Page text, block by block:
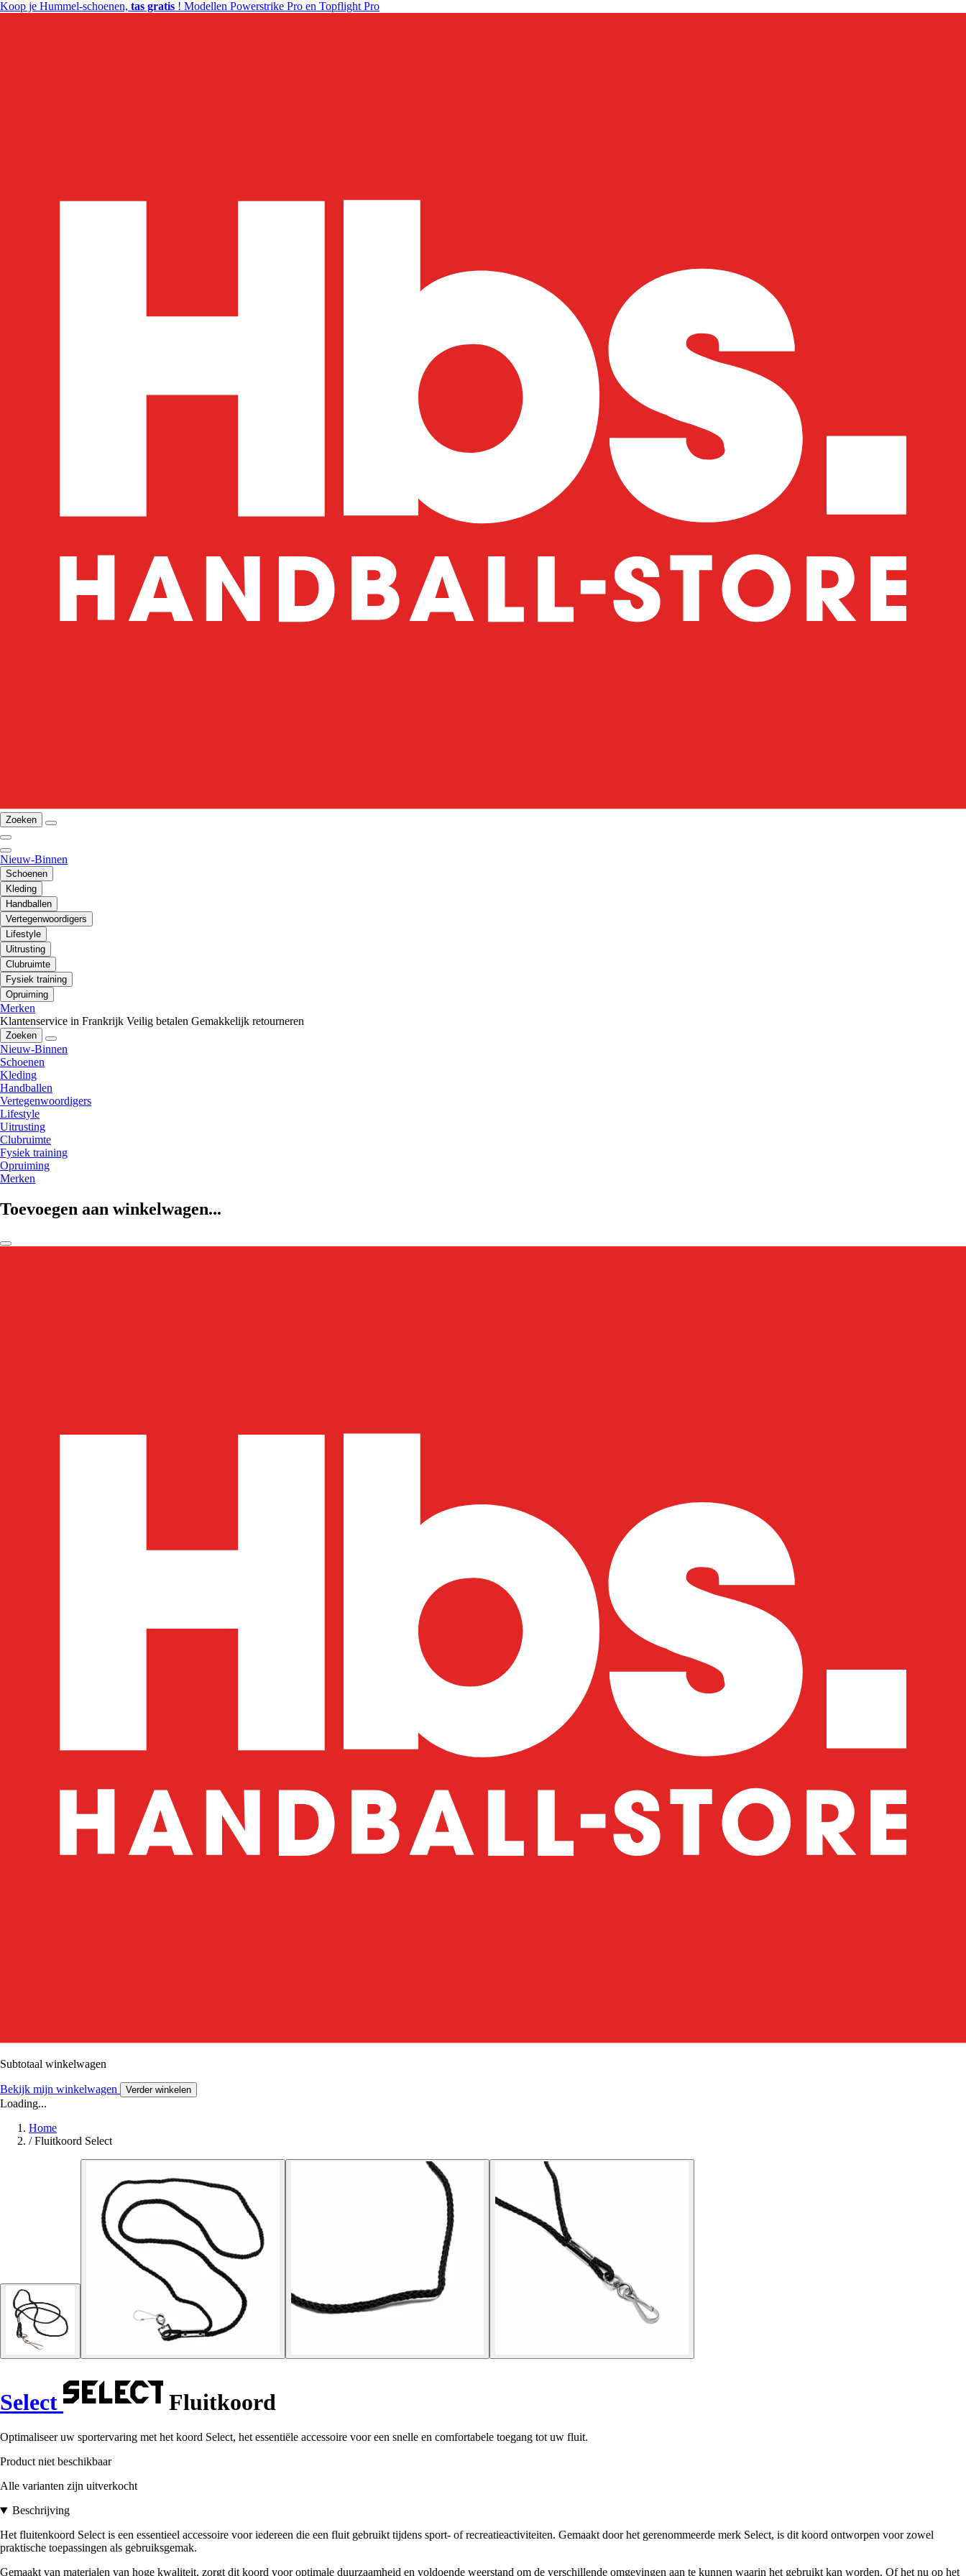
Koop je Hummel-schoenen, tas gratis ! Modellen Powerstrike Pro en Topflight Pro
Zoeken
Nieuw-Binnen
Schoenen
Kleding
Handballen
Vertegenwoordigers
Lifestyle
Uitrusting
Clubruimte
Fysiek training
Opruiming
Merken
Klantenservice in Frankrijk Veilig betalen Gemakkelijk retourneren
Zoeken
Nieuw-Binnen
Schoenen
Kleding
Handballen
Vertegenwoordigers
Lifestyle
Uitrusting
Clubruimte
Fysiek training
Opruiming
Merken
Toevoegen aan winkelwagen...
Subtotaal winkelwagen
Bekijk mijn winkelwagen Verder winkelen
Loading...
Home
/ Fluitkoord Select
Select Fluitkoord
Optimaliseer uw sportervaring met het koord Select, het essentiële accessoire voor een snelle en comfortabele toegang tot uw fluit.
Product niet beschikbaar
Alle varianten zijn uitverkocht
Beschrijving
Het fluitenkoord Select is een essentieel accessoire voor iedereen die een fluit gebruikt tijdens sport- of recreatieactiviteiten. Gemaakt door het gerenommeerde merk Select, is dit koord ontworpen voor zowel
praktische toepassingen als gebruiksgemak.
Gemaakt van materialen van hoge kwaliteit, zorgt dit koord voor optimale duurzaamheid en voldoende weerstand om de verschillende omgevingen aan te kunnen waarin het gebruikt kan worden. Of het nu op het